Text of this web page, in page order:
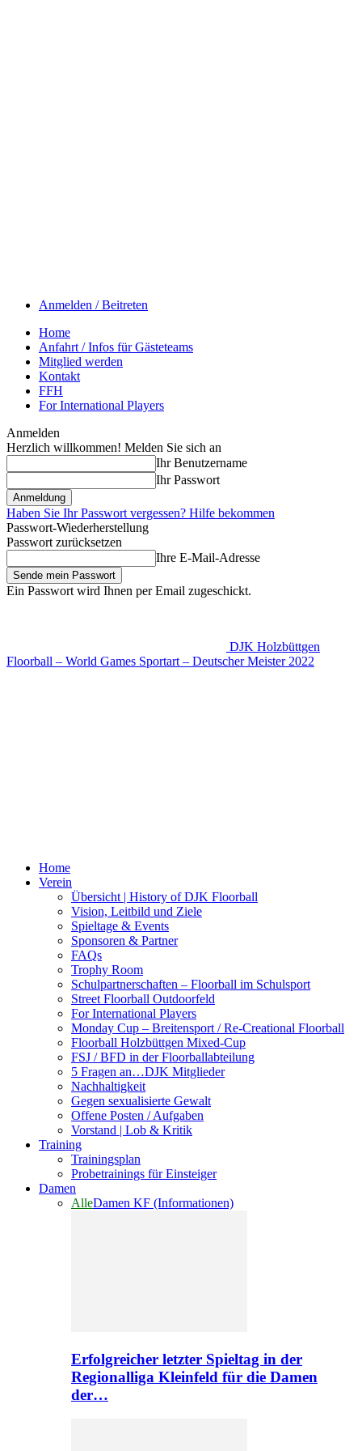
Anmelden / Beitreten
Home
Anfahrt / Infos für Gästeteams
Mitglied werden
Kontakt
FFH
For International Players
Anmelden
Herzlich willkommen! Melden Sie sich an
Ihr Benutzername
Ihr Passwort
Haben Sie Ihr Passwort vergessen? Hilfe bekommen
Passwort-Wiederherstellung
Passwort zurücksetzen
Ihre E-Mail-Adresse
Ein Passwort wird Ihnen per Email zugeschickt.
DJK Holzbüttgen
Floorball – World Games Sportart – Deutscher Meister 2022
Home
Verein
Übersicht | History of DJK Floorball
Vision, Leitbild und Ziele
Spieltage & Events
Sponsoren & Partner
FAQs
Trophy Room
Schulpartnerschaften – Floorball im Schulsport
Street Floorball Outdoorfeld
For International Players
Monday Cup – Breitensport / Re-Creational Floorball
Floorball Holzbüttgen Mixed-Cup
FSJ / BFD in der Floorballabteilung
5 Fragen an…DJK Mitglieder
Nachhaltigkeit
Gegen sexualisierte Gewalt
Offene Posten / Aufgaben
Vorstand | Lob & Kritik
Training
Trainingsplan
Probetrainings für Einsteiger
Damen
AlleDamen KF (Informationen)
Erfolgreicher letzter Spieltag in der
Regionalliga Kleinfeld für die Damen
der…